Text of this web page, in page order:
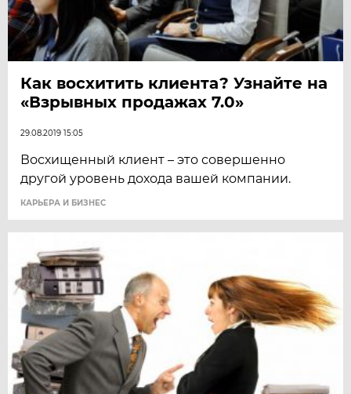
Как восхитить клиента? Узнайте на
«Взрывных продажах 7.0»
29.08.2019 15:05
Восхищенный клиент – это совершенно
другой уровень дохода вашей компании.
КАРЬЕРА И БИЗНЕС